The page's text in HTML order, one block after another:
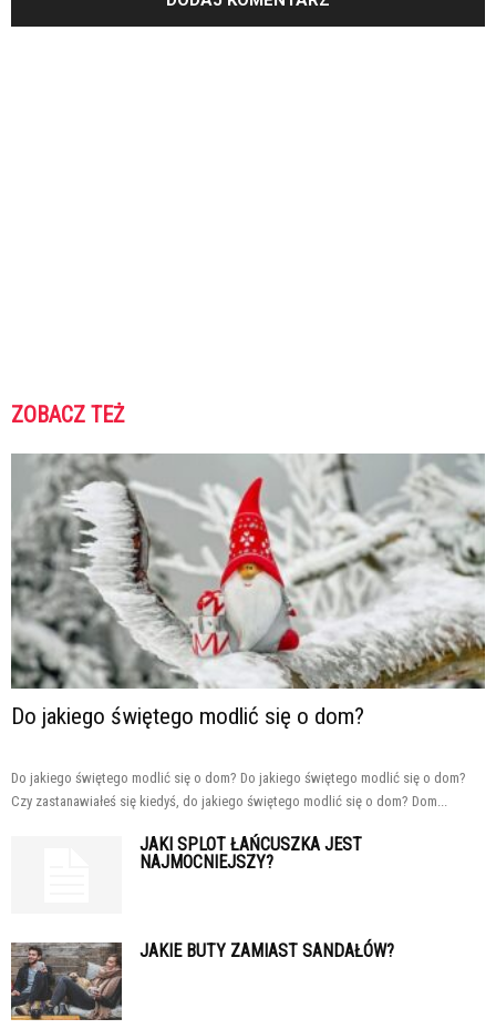
ZOBACZ TEŻ
Do jakiego świętego modlić się o dom?
Do jakiego świętego modlić się o dom? Do jakiego świętego modlić się o dom?
Czy zastanawiałeś się kiedyś, do jakiego świętego modlić się o dom? Dom...
JAKI SPLOT ŁAŃCUSZKA JEST
NAJMOCNIEJSZY?
JAKIE BUTY ZAMIAST SANDAŁÓW?